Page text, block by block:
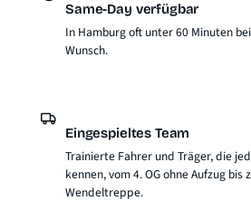
Same-Day verfügbar
In Hamburg oft unter 60 Minuten
Wunsch.
Eingespieltes Team
Trainierte Fahrer und Träger, die
kennen, vom 4. OG ohne Aufzug bis
Wendeltreppe.